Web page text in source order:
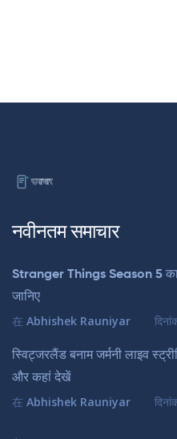
नवीनतम समाचार
Stranger Things Season 5
जानिए
在 Abhishek Rauniyar
स्विट्जरलैंड बनाम जर्मनी लाइव
और कहां देखें
在 Abhishek Rauniyar